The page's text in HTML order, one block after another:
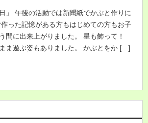
」 午後の活動では新聞紙でかぶと作りに
った記憶がある方もはじめての方もお子
間に出来上がりました。 星も飾って！
ま遊ぶ姿もありました。 かぶとをか […]